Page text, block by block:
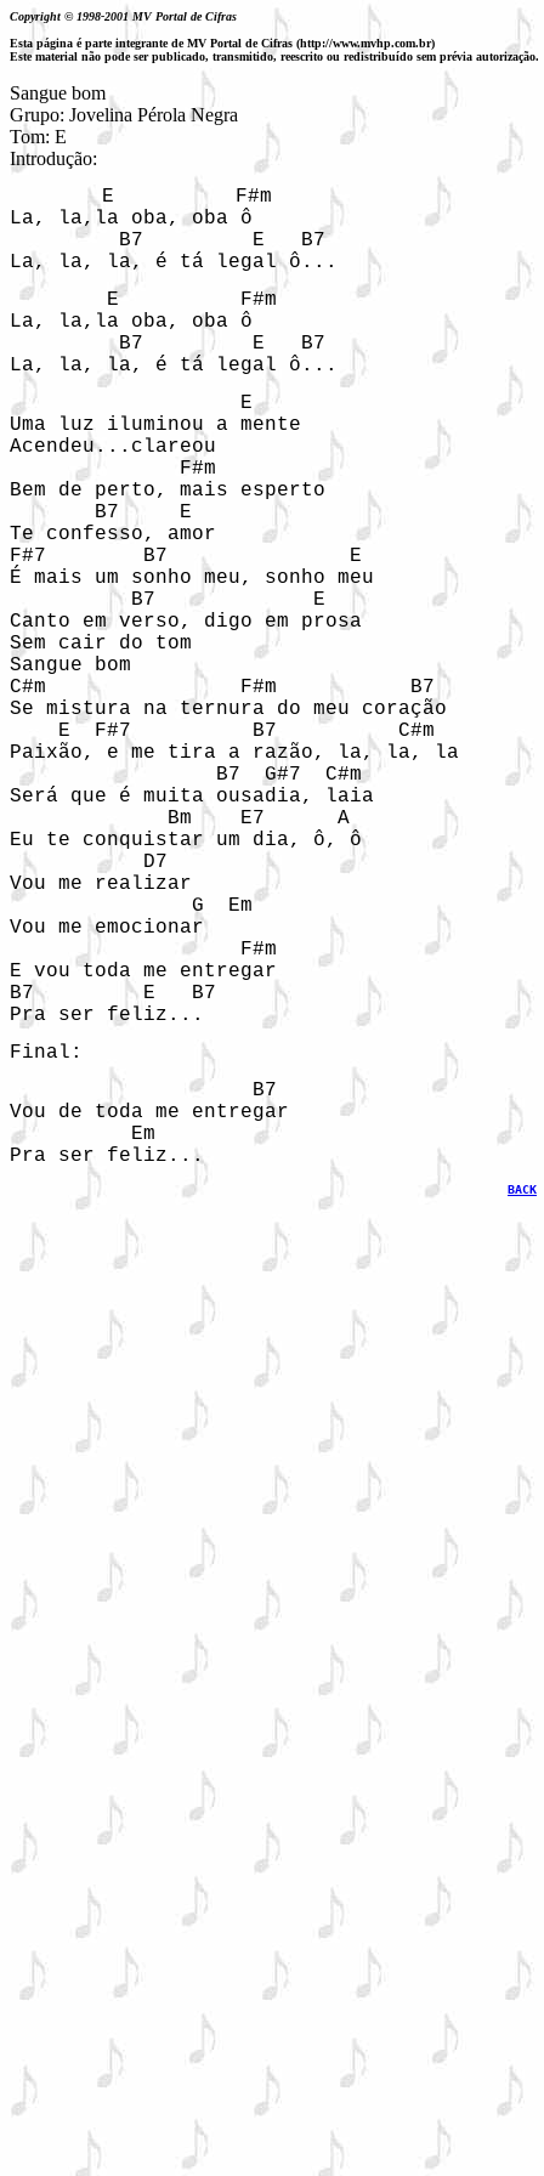
Copyright © 1998-2001 MV Portal de Cifras
Esta página é parte integrante de MV Portal de Cifras (http://www.mvhp.com.br)
Este material não pode ser publicado, transmitido, reescrito ou redistribuído sem prévia autorização.
Sangue bom
Grupo: Jovelina Pérola Negra
Tom: E
Introdução:
      E          F#m
La, la,la oba, oba ô
         B7         E   B7
La, la, la, é tá legal ô...
        E          F#m
La, la,la oba, oba ô
         B7         E   B7
La, la, la, é tá legal ô...
                   E
Uma luz iluminou a mente
Acendeu...clareou
              F#m
Bem de perto, mais esperto
       B7     E
Te confesso, amor
F#7        B7               E
É mais um sonho meu, sonho meu
          B7             E
Canto em verso, digo em prosa
Sem cair do tom
Sangue bom
C#m                F#m           B7
Se mistura na ternura do meu coração
    E  F#7          B7          C#m
Paixão, e me tira a razão, la, la, la
                 B7  G#7  C#m
Será que é muita ousadia, laia
             Bm    E7      A
Eu te conquistar um dia, ô, ô
           D7
Vou me realizar
               G  Em
Vou me emocionar
                   F#m
E vou toda me entregar
B7         E   B7
Pra ser feliz...
Final:
                    B7
Vou de toda me entregar
          Em
BACK